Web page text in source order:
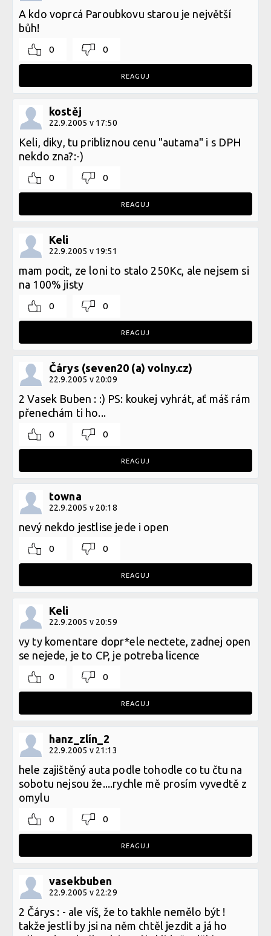
A kdo voprcá Paroubkovu starou je největší
bůh!
0 0
REAGUJ
kostěj
22.9.2005 v 17:50
Keli, diky, tu pribliznou cenu "autama" i s DPH
nekdo zna?:-)
0 0
REAGUJ
Keli
22.9.2005 v 19:51
mam pocit, ze loni to stalo 250Kc, ale nejsem si
na 100% jisty
0 0
REAGUJ
Čárys (seven20 (a) volny.cz)
22.9.2005 v 20:09
2 Vasek Buben : :) PS: koukej vyhrát, ať máš rám
přenechám ti ho...
0 0
REAGUJ
towna
22.9.2005 v 20:18
nevý nekdo jestlise jede i open
0 0
REAGUJ
Keli
22.9.2005 v 20:59
vy ty komentare dopr*ele nectete, zadnej open
se nejede, je to CP, je potreba licence
0 0
REAGUJ
hanz_zlín_2
22.9.2005 v 21:13
hele zajištěný auta podle tohodle co tu čtu na
sobotu nejsou že....rychle mě prosím vyvedtě z
omylu
0 0
REAGUJ
vasekbuben
22.9.2005 v 22:29
2 Čárys : - ale víš, že to takhle nemělo být !
takže jestli by jsi na něm chtěl jezdit a já ho